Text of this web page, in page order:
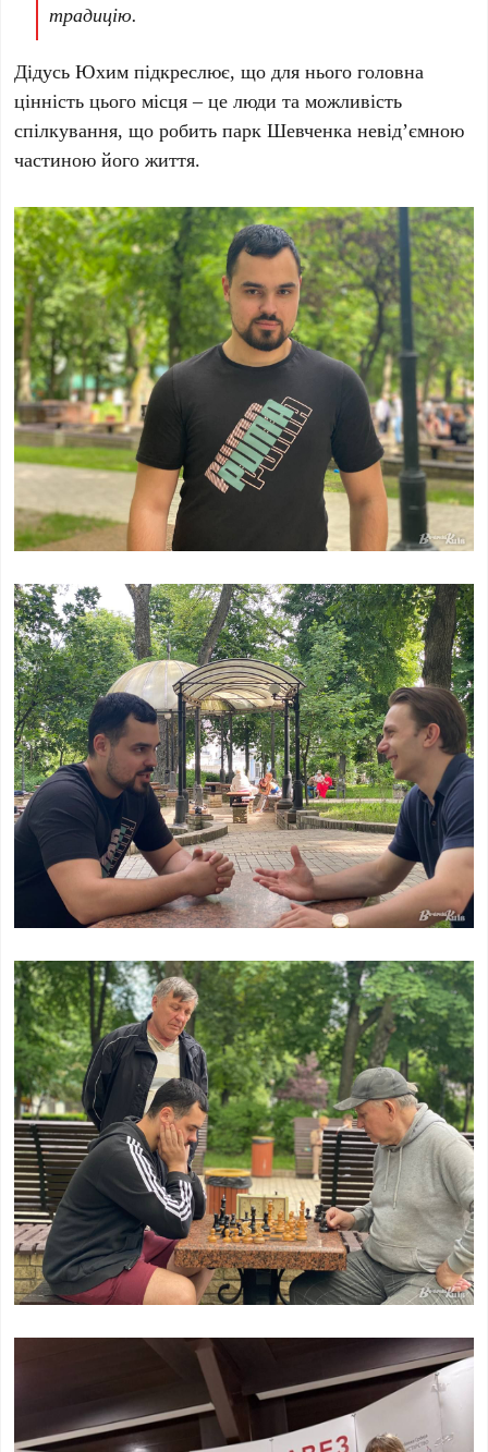
традицію.
Дідусь Юхим підкреслює, що для нього головна
цінність цього місця – це люди та можливість
спілкування, що робить парк Шевченка невід’ємною
частиною його життя.